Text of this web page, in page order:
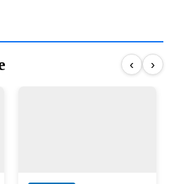
‹ ›